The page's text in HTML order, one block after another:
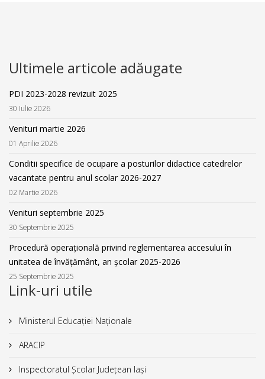
Ultimele articole adăugate
PDI 2023-2028 revizuit 2025
30 Iulie 2026
Venituri martie 2026
01 Aprilie 2026
Conditii specifice de ocupare a posturilor didactice catedrelor
vacantate pentru anul scolar 2026-2027
02 Martie 2026
Venituri septembrie 2025
30 Septembrie 2025
Procedură operațională privind reglementarea accesului în
unitatea de învățământ, an școlar 2025-2026
25 Septembrie 2025
Link-uri utile
Ministerul Educației Naționale
ARACIP
Inspectoratul Școlar Județean Iași